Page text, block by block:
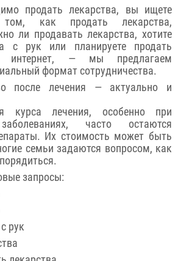
продать лекарства, вы ищете
как продать лекарства,
ли продавать лекарства, хотите
с рук или планируете продать
интернет, — мы предлагаем
формат сотрудничества.
после лечения — актуально и
курса лечения, особенно при
часто остаются
Их стоимость может быть
семьи задаются вопросом, как
запросы:
рук